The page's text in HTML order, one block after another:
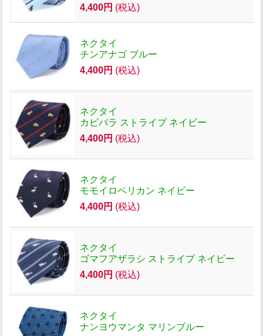
4,400円 (税込)
ネクタイ
チンアナゴ ブルー
4,400円 (税込)
ネクタイ
カピバラ ストライプ ネイビー
4,400円 (税込)
ネクタイ
モモイロペリカン ネイビー
4,400円 (税込)
ネクタイ
ゴマフアザラシ ストライプ ネイビー
4,400円 (税込)
ネクタイ
ナンヨウマンタ マリンブルー